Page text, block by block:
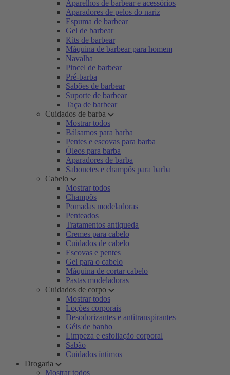
Aparelhos de barbear e acessórios
Aparadores de pelos do nariz
Espuma de barbear
Gel de barbear
Kits de barbear
Máquina de barbear para homem
Navalha
Pincel de barbear
Pré-barba
Sabões de barbear
Suporte de barbear
Taça de barbear
Cuidados de barba
Mostrar todos
Bálsamos para barba
Pentes e escovas para barba
Óleos para barba
Aparadores de barba
Sabonetes e champôs para barba
Cabelo
Mostrar todos
Champôs
Pomadas modeladoras
Penteados
Tratamentos antiqueda
Cremes para cabelo
Cuidados de cabelo
Escovas e pentes
Gel para o cabelo
Máquina de cortar cabelo
Pastas modeladoras
Cuidados de corpo
Mostrar todos
Loções corporais
Desodorizantes e antitranspirantes
Géis de banho
Limpeza e esfoliação corporal
Sabão
Cuidados íntimos
Drogaria
Mostrar todos